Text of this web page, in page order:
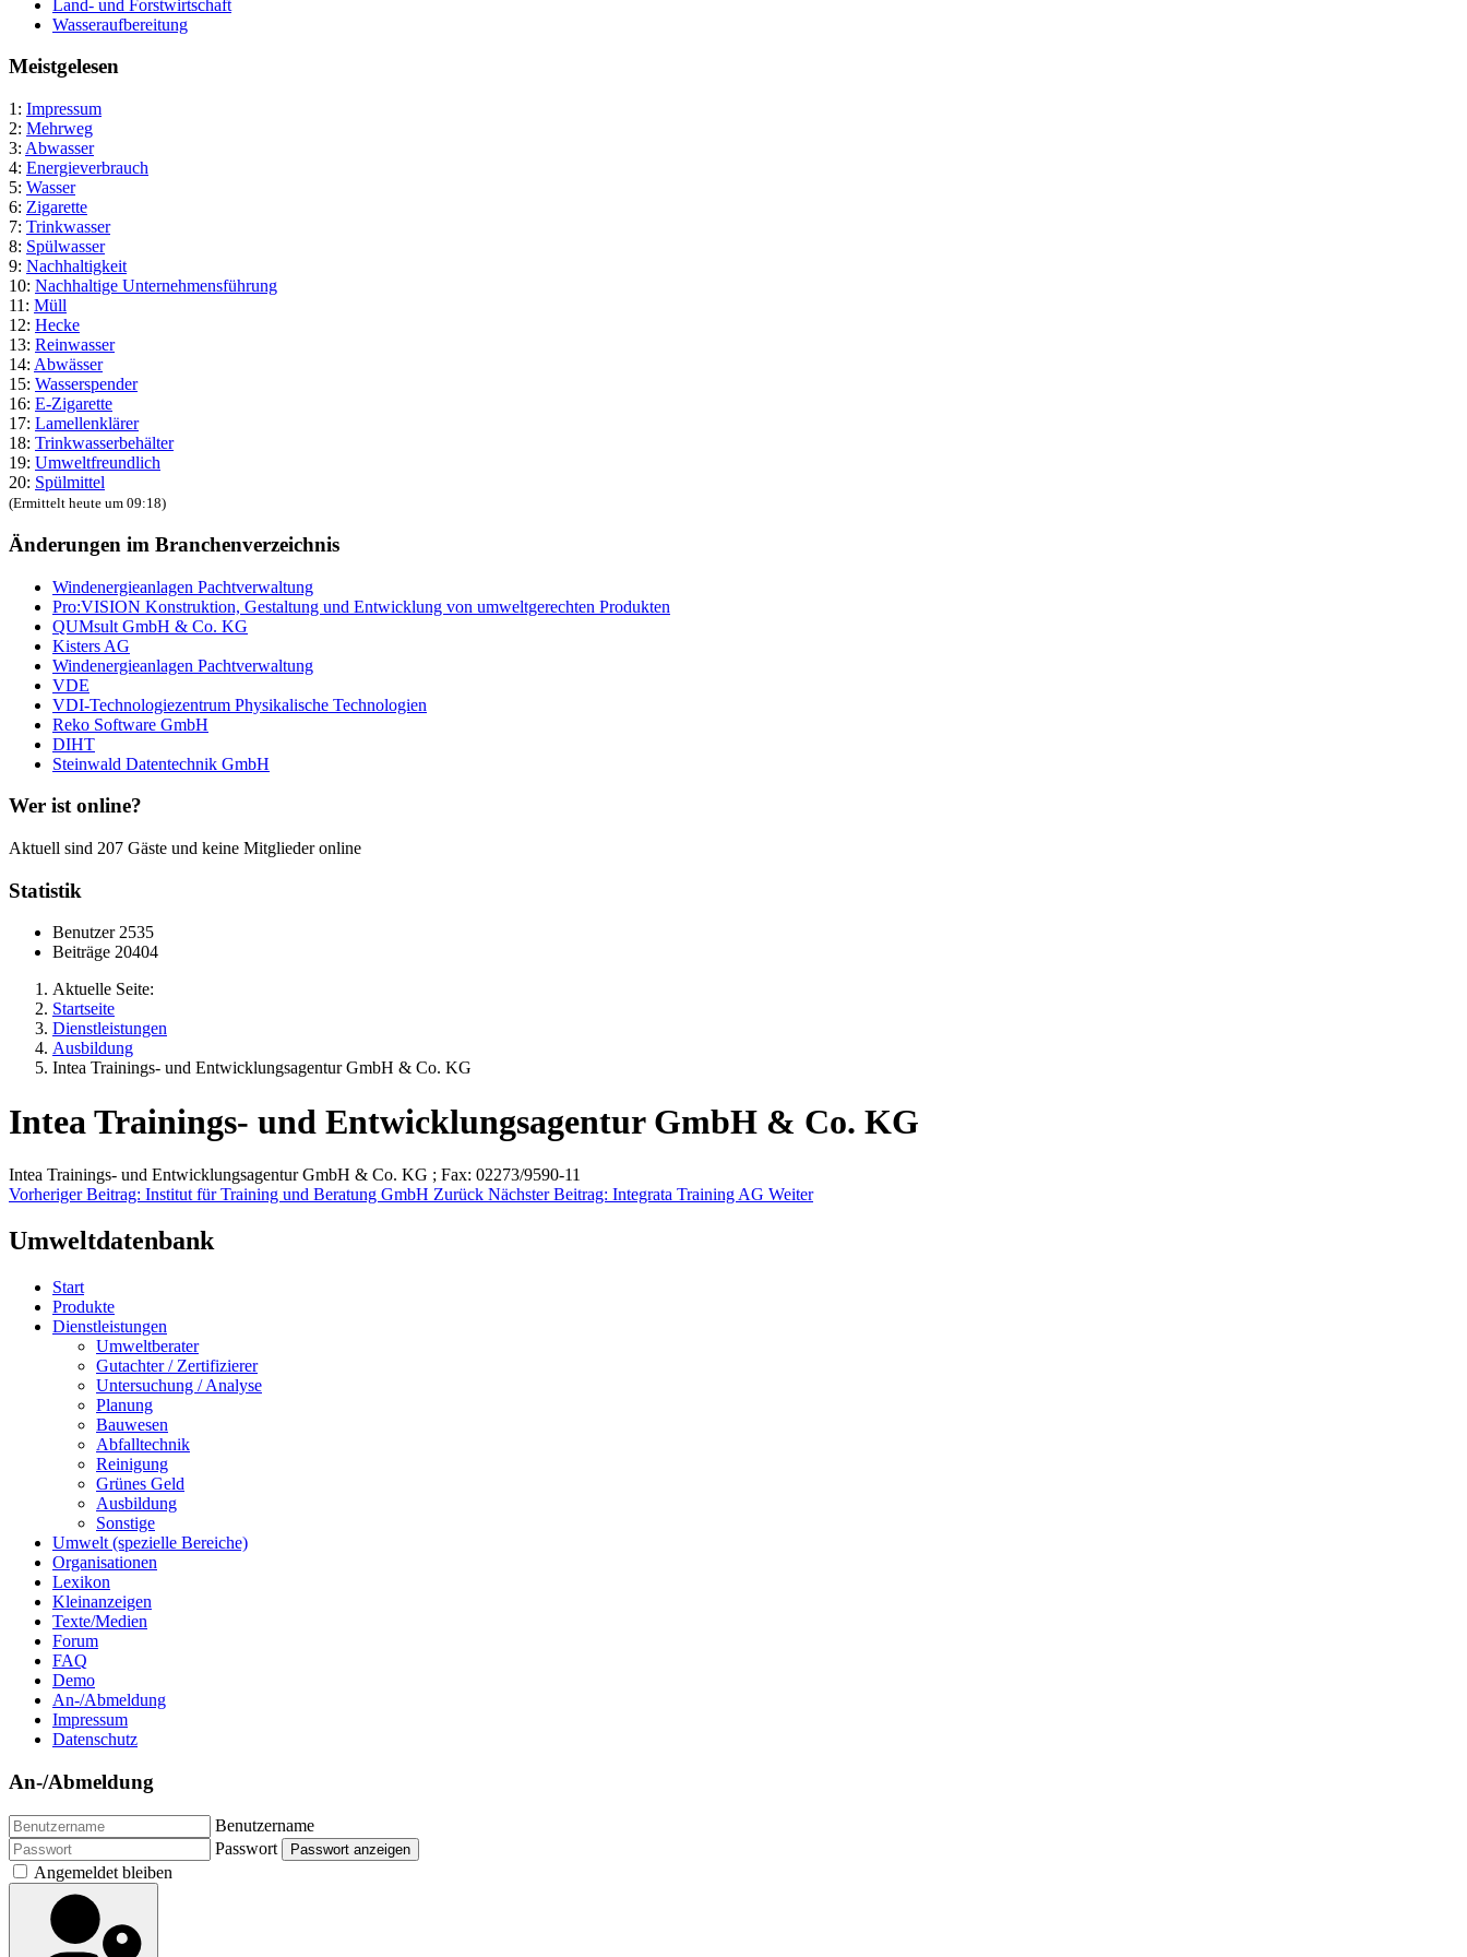
Land- und Forstwirtschaft
Wasseraufbereitung
Meistgelesen
1: Impressum
2: Mehrweg
3: Abwasser
4: Energieverbrauch
5: Wasser
6: Zigarette
7: Trinkwasser
8: Spülwasser
9: Nachhaltigkeit
10: Nachhaltige Unternehmensführung
11: Müll
12: Hecke
13: Reinwasser
14: Abwässer
15: Wasserspender
16: E-Zigarette
17: Lamellenklärer
18: Trinkwasserbehälter
19: Umweltfreundlich
20: Spülmittel
(Ermittelt heute um 09:18)
Änderungen im Branchenverzeichnis
Windenergieanlagen Pachtverwaltung
Pro:VISION Konstruktion, Gestaltung und Entwicklung von umweltgerechten Produkten
QUMsult GmbH & Co. KG
Kisters AG
Windenergieanlagen Pachtverwaltung
VDE
VDI-Technologiezentrum Physikalische Technologien
Reko Software GmbH
DIHT
Steinwald Datentechnik GmbH
Wer ist online?
Aktuell sind 207 Gäste und keine Mitglieder online
Statistik
Benutzer2535
Beiträge 20404
Aktuelle Seite:
Startseite
Dienstleistungen
Ausbildung
Intea Trainings- und Entwicklungsagentur GmbH & Co. KG
Intea Trainings- und Entwicklungsagentur GmbH & Co. KG
Intea Trainings- und Entwicklungsagentur GmbH & Co. KG ; Fax: 02273/9590-11
Vorheriger Beitrag: Institut für Training und Beratung GmbH Zurück Nächster Beitrag: Integrata Training AG Weiter
Umweltdatenbank
Start
Produkte
Dienstleistungen
Umweltberater
Gutachter / Zertifizierer
Untersuchung / Analyse
Planung
Bauwesen
Abfalltechnik
Reinigung
Grünes Geld
Ausbildung
Sonstige
Umwelt (spezielle Bereiche)
Organisationen
Lexikon
Kleinanzeigen
Texte/Medien
Forum
FAQ
Demo
An-/Abmeldung
Impressum
Datenschutz
An-/Abmeldung
Benutzername
Passwort
Passwort anzeigen
Angemeldet bleiben